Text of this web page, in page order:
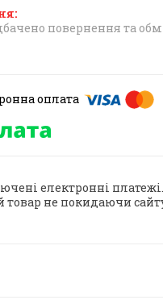
повернення та
електронні
товар не покидаючи